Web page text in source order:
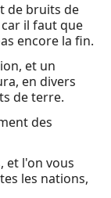
de bruits de
il faut que
encore la fin.
et un
en divers
de terre.
des
et l'on vous
les nations,